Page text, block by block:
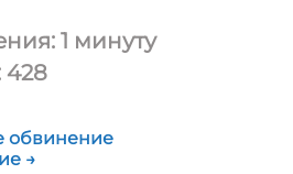
1 минуту
428
обвинение
→